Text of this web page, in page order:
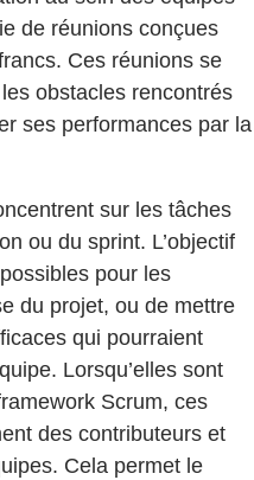
de réunions conçues
Ces réunions se
obstacles rencontrés
ses performances par la
sur les tâches
ou du sprint. L’objectif
pour les
du projet, ou de mettre
qui pourraient
Lorsqu’elles sont
Scrum, ces
des contributeurs et
Cela permet le